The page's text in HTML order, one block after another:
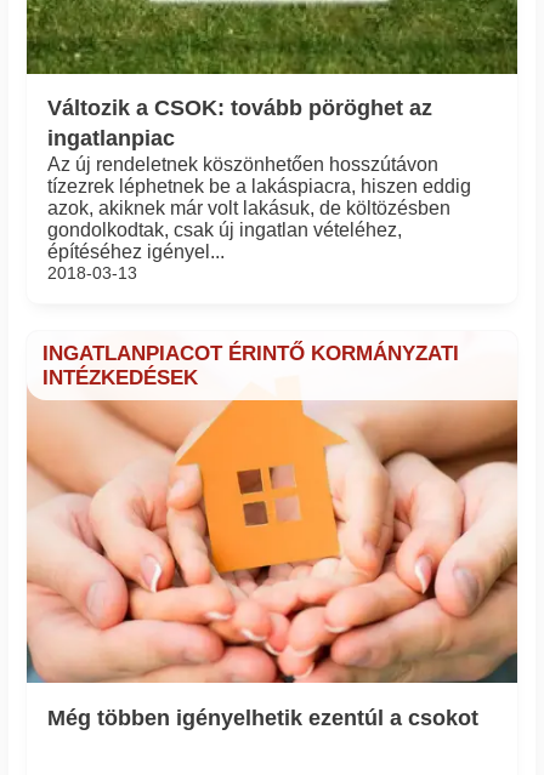
Változik a CSOK: tovább pöröghet az
ingatlanpiac
Az új rendeletnek köszönhetően hosszútávon
tízezrek léphetnek be a lakáspiacra, hiszen eddig
azok, akiknek már volt lakásuk, de költözésben
gondolkodtak, csak új ingatlan vételéhez,
építéséhez igényel...
2018-03-13
INGATLANPIACOT ÉRINTŐ KORMÁNYZATI
INTÉZKEDÉSEK
Még többen igényelhetik ezentúl a csokot